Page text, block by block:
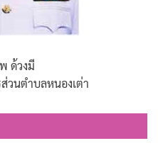
ด้วงมี
วนตำบลหนองเต่า